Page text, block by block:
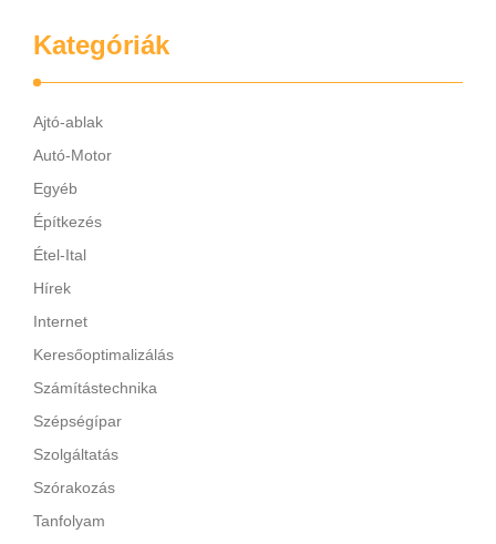
Kategóriák
Ajtó-ablak
Autó-Motor
Egyéb
Építkezés
Étel-Ital
Hírek
Internet
Keresőoptimalizálás
Számítástechnika
Szépségípar
Szolgáltatás
Szórakozás
Tanfolyam